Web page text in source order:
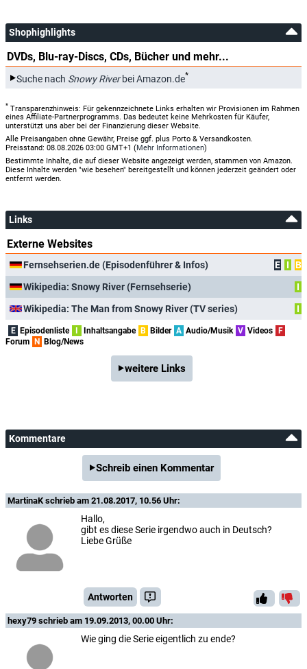
Shophighlights
DVDs, Blu-ray-Discs, CDs, Bücher und mehr...
Suche nach Snowy Riverbei Amazon.de*
* Transparenzhinweis: Für gekennzeichnete Links erhalten wir Provisionen im Rahmen
eines Affiliate-Partnerprogramms. Das bedeutet keine Mehrkosten für Käufer,
unterstützt uns aber bei der Finanzierung dieser Website.
Alle Preisangaben ohne Gewähr, Preise ggf. plus Porto & Versandkosten.
Preisstand: 08.08.2026 03:00 GMT+1 (Mehr Informationen)
Bestimmte Inhalte, die auf dieser Website angezeigt werden, stammen von Amazon.
Diese Inhalte werden "wie besehen" bereitgestellt und können jederzeit geändert oder
entfernt werden.
Links
Externe Websites
Fernsehserien.de (Episodenführer & Infos) E I
B
Wikipedia: Snowy River (Fernsehserie)
I
Wikipedia: The Man from Snowy River (TV series)
I
E Episodenliste Inhaltsangabe B Bilder A Audio/Musik V Videos
F
Forum
N Blog/News
weitere Links
Kommentare
Schreib einen Kommentar
MartinaK schrieb am 21.08.2017, 10.56 Uhr:
Hallo,
gibt es diese Serie irgendwo auch in Deutsch?
Liebe Grüße
Antworten
hexy79 schrieb am 19.09.2013, 00.00 Uhr:
Wie ging die Serie eigentlich zu ende?